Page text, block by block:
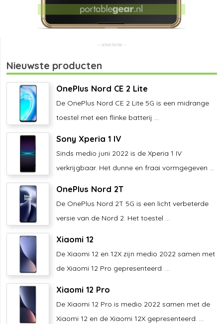
Nieuwste producten
OnePlus Nord CE 2 Lite
De OnePlus Nord CE 2 Lite 5G is een midrange
toestel met een flinke batterij ...
Sony Xperia 1 IV
Sinds medio juni 2022 is de Xperia 1 IV
verkrijgbaar. Het dunne en fraai vormgegeven ...
OnePlus Nord 2T
De OnePlus Nord 2T 5G is een licht verbeterde
versie van de Nord 2. Het toestel ...
Xiaomi 12
De Xiaomi 12 en 12X zijn medio 2022 samen met
de Xiaomi 12 Pro gepresenteerd. ...
Xiaomi 12 Pro
De Xiaomi 12 Pro is medio 2022 samen met de
Xiaomi 12 en de Xiaomi 12X gepresenteerd. ...